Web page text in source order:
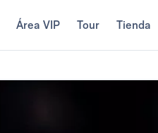
Área VIP Tour Tienda